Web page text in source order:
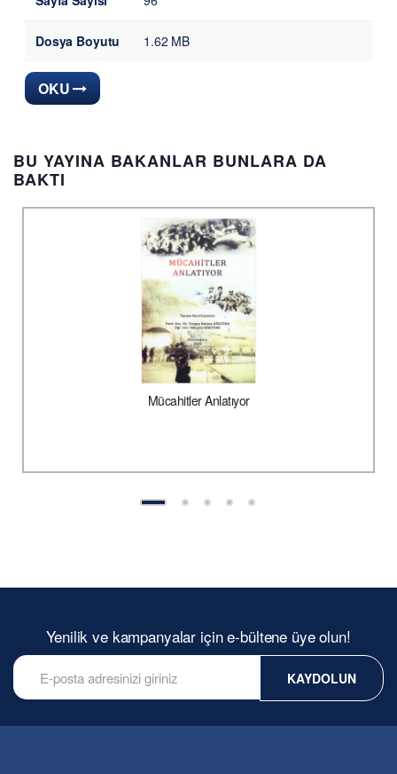
Dosya Boyutu 1.62 MB
OKU
BU YAYINA BAKANLAR BUNLARA DA
BAKTI
Mücahitler Anlatıyor
Yenilik ve kampanyalar için e-bültene üye olun!
KAYDOLUN